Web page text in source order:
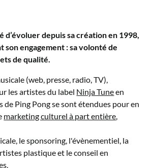
d’évoluer depuis sa création en 1998,
son engagement : sa volonté de
de qualité.
(web, presse, radio, TV),
les artistes du label Ninja Tuneen
de Ping Pong se sont étendues pour en
marketing culturel à part entière
le sponsoring, l'évènementiel, la
plastique et le conseil en